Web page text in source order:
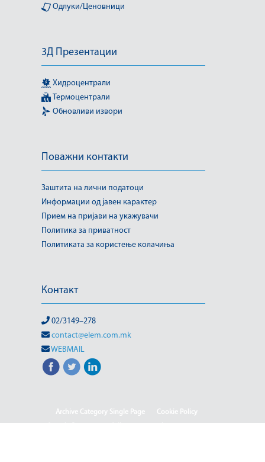
Одлуки/Ценовници
3Д Презентации
Хидроцентрали
Термоцентрали
Обновливи извори
Поважни контакти
Заштита на лични податоци
Информации од јавен карактер
Прием на пријави на укажувачи
Политика за приватност
Политиката за користење колачиња
Контакт
02/3149–278
contact@elem.com.mk
WEBMAIL
Archive Category Single Page
Cookie Policy